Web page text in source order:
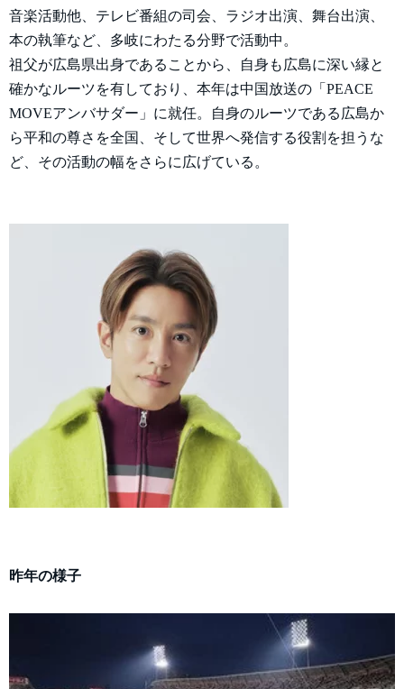
音楽活動他、テレビ番組の司会、ラジオ出演、舞台出演、
本の執筆など、多岐にわたる分野で活動中。
祖父が広島県出身であることから、自身も広島に深い縁と
確かなルーツを有しており、本年は中国放送の「PEACE
MOVEアンバサダー」に就任。自身のルーツである広島か
ら平和の尊さを全国、そして世界へ発信する役割を担うな
ど、その活動の幅をさらに広げている。
昨年の様子